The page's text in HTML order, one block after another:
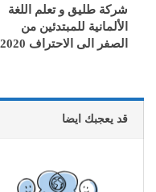
شركة طليق و تعلم اللغة
الألمانية للمبتدئين من
الصفر الى الاحتراف 2020
قد يعجبك ايضا